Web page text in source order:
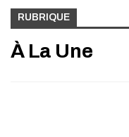
RUBRIQUE
À La Une